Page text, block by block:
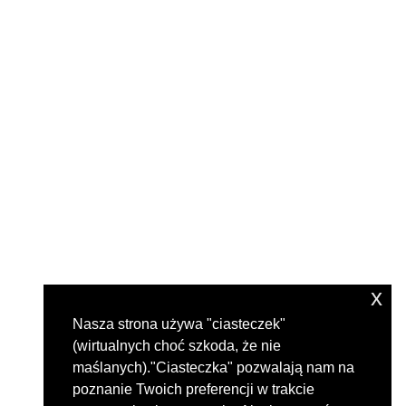
Nasza strona używa "ciasteczek"
(wirtualnych choć szkoda, że nie
maślanych)."Ciasteczka" pozwalają nam na
poznanie Twoich preferencji w trakcie
x